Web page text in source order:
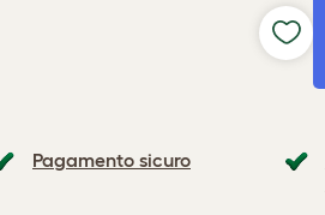
Pagamento sicuro